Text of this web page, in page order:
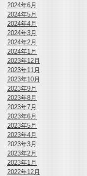
2024年6月
2024年5月
2024年4月
2024年3月
2024年2月
2024年1月
2023年12月
2023年11月
2023年10月
2023年9月
2023年8月
2023年7月
2023年6月
2023年5月
2023年4月
2023年3月
2023年2月
2023年1月
2022年12月